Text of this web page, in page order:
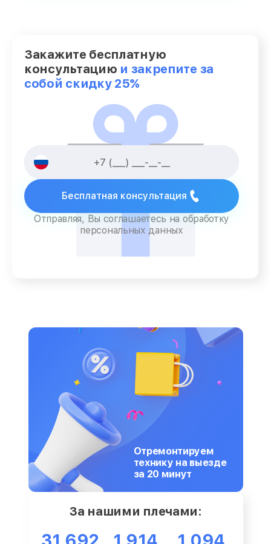
Закажите бесплатную
консультацию и закрепите за
собой скидку 25%
Бесплатная консультация
Отправляя, Вы соглашаетесь на обработку
персональных данных
Отремонтируем
технику на выезде
за 20 минут
За нашими плечами: